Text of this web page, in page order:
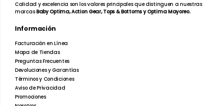
Calidad y excelencia son los valores principales que distinguen a nuestras
marcasBaby Optima, Action Gear, Tops & Bottoms y Optima Mayoreo.
Información
Facturación en Línea
Mapa de Tiendas
Preguntas Frecuentes
Devoluciones y Garantías
Términos y Condiciones
Aviso de Privacidad
Promociones